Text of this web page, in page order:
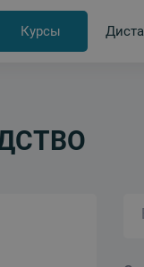
Курсы